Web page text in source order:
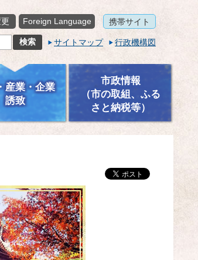
Foreign Language 携帯サイト
サイトマップ 行政機構図
産業・企業
誘致
市政情報
（市の取組、ふる
さと納税等）